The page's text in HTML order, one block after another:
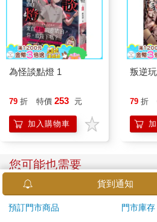
我在實體的寫作課上，一位數位金融
快速製作簡報，卻不會寫作，即使要
的文字，也不知該從何著手。這個問
片段思考，而非整體的結構思考。
簡報思考除了造成片段化的問題，也
的問題。因為每張投影片都是快速傳
看到下一張，就忘了前幾張的重點，
絡，當下好像聽懂了，結束後卻無法
亞馬遜推崇的寫作思考
亞馬遜執行長貝佐斯每週要參與公司
會後重新閱讀內容，卻不知道想表達
准員工在會議上使用投影片。簡報內
會者只要閱讀資料就能理解。
貝佐斯進一步要求，簡報者只能用最
現內容。簡報者必須先有清晰深入的
為怪談點燈 1
79 折 特價 253 元
加入購物車
叛逆
79 折
您可能也需要
貨到通知
預訂門市商品 門市庫存